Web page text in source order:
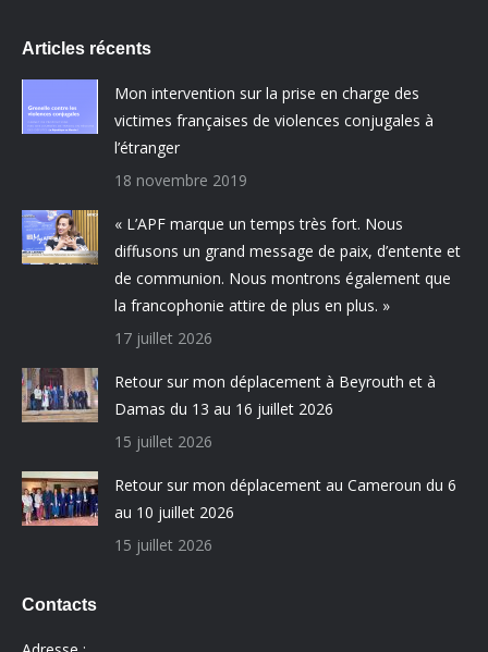
Articles récents
Mon intervention sur la prise en charge des
victimes françaises de violences conjugales à
l’étranger
18 novembre 2019
« L’APF marque un temps très fort. Nous
diffusons un grand message de paix, d’entente et
de communion. Nous montrons également que
la francophonie attire de plus en plus. »
17 juillet 2026
Retour sur mon déplacement à Beyrouth et à
Damas du 13 au 16 juillet 2026
15 juillet 2026
Retour sur mon déplacement au Cameroun du 6
au 10 juillet 2026
15 juillet 2026
Contacts